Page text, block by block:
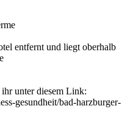
entfernt und liegt oberhalb
unter diesem Link:
gesundheit/bad-harzburger-